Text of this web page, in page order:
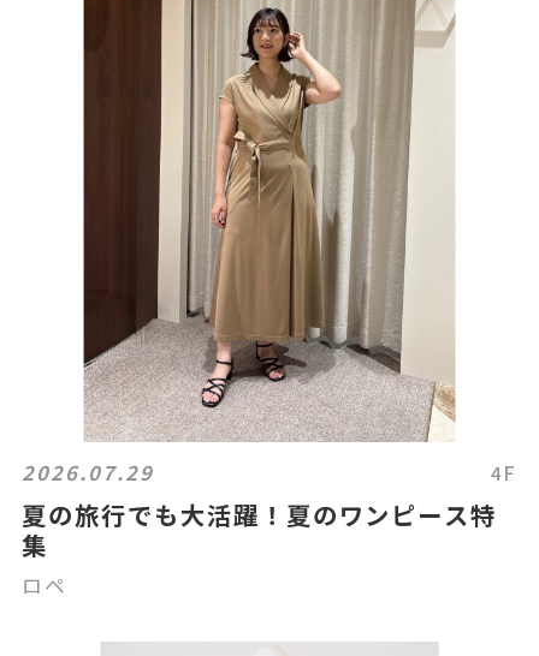
2026.07.29 4F
夏の旅行でも大活躍！夏のワンピース特
集
ロペ